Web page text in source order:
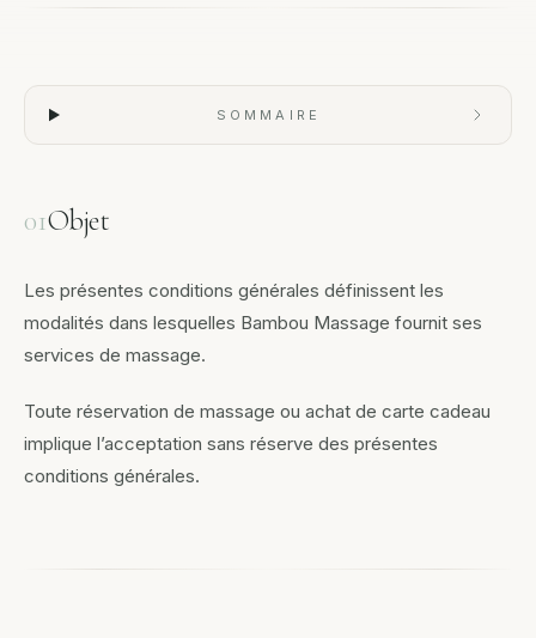
SOMMAIRE
01Objet
Les présentes conditions générales définissent les
modalités dans lesquelles Bambou Massage fournit ses
services de massage.
Toute réservation de massage ou achat de carte cadeau
implique l’acceptation sans réserve des présentes
conditions générales.